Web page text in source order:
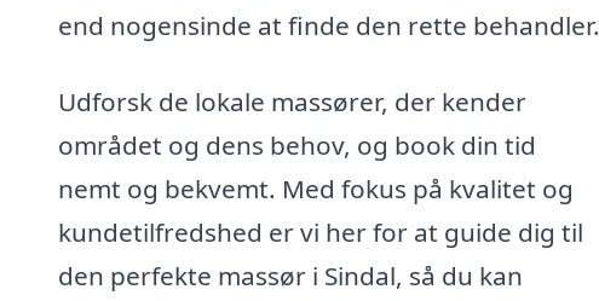
end nogensinde at finde den rette behandler.
Udforsk de lokale massører, der kender
området og dens behov, og book din tid
nemt og bekvemt. Med fokus på kvalitet og
kundetilfredshed er vi her for at guide dig til
den perfekte massør i Sindal, så du kan